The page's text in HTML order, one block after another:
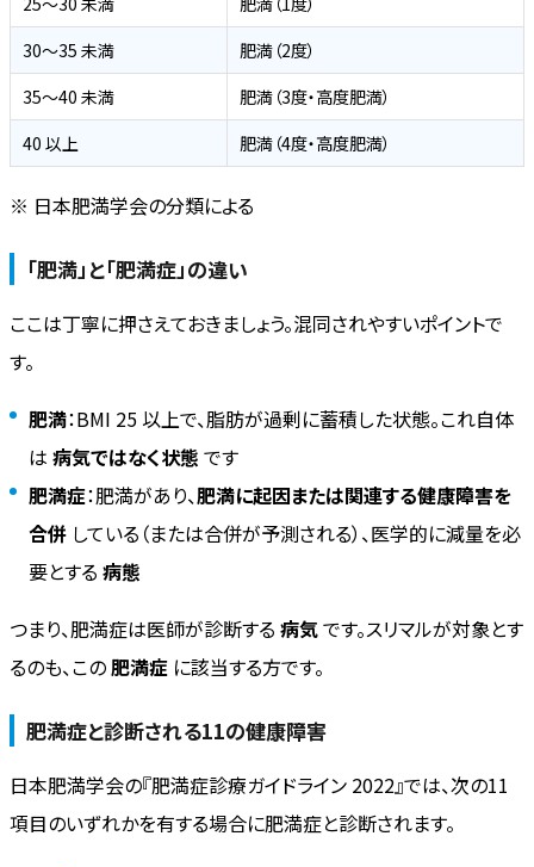
30〜35 未満
肥満（2度）
35〜40 未満
肥満（3度・高度肥満）
40 以上
肥満（4度・高度肥満）
※ 日本肥満学会の分類による
「肥満」と「肥満症」の違い
ここは丁寧に押さえておきましょう。混同されやすいポイントで
す。
肥満：BMI 25 以上で、脂肪が過剰に蓄積した状態。これ自体
は 病気ではなく状態 です
肥満症：肥満があり、肥満に起因または関連する健康障害を
合併 している（または合併が予測される）、医学的に減量を必
要とする 病態
つまり、肥満症は医師が診断する 病気です。スリマルが対象とす
るのも、この肥満症 に該当する方です。
肥満症と診断される11の健康障害
日本肥満学会の『肥満症診療ガイドライン 2022』では、次の11
項目のいずれかを有する場合に肥満症と診断されます。